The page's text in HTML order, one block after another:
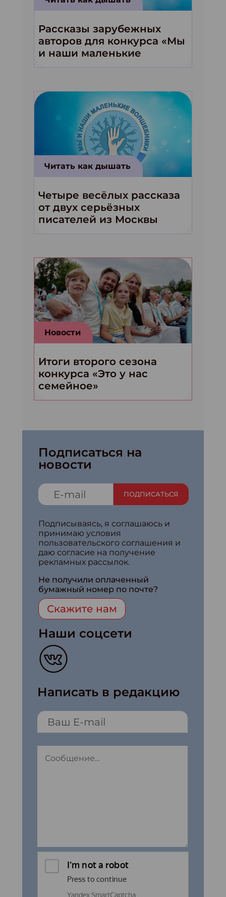
Рассказы зарубежных
авторов для конкурса «Мы
и наши маленькие
волшебники!»
Читать как дышать
Четыре весёлых рассказа
от двух серьёзных
писателей из Москвы
Новости
Итоги второго сезона
конкурса «Это у нас
семейное»
Подписаться на
новости
ПОДПИСАТЬСЯ
Подписываясь, я соглашаюсь и
принимаю условия
пользовательского соглашения и
даю согласие на получение
рекламных рассылок.
Не получили оплаченный
бумажный номер по почте?
Скажите нам
Наши соцсети
Написать в редакцию